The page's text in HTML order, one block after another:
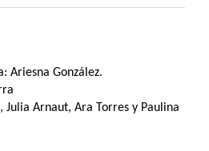
Ariesna González.
Julia Arnaut, Ara Torres y Paulina